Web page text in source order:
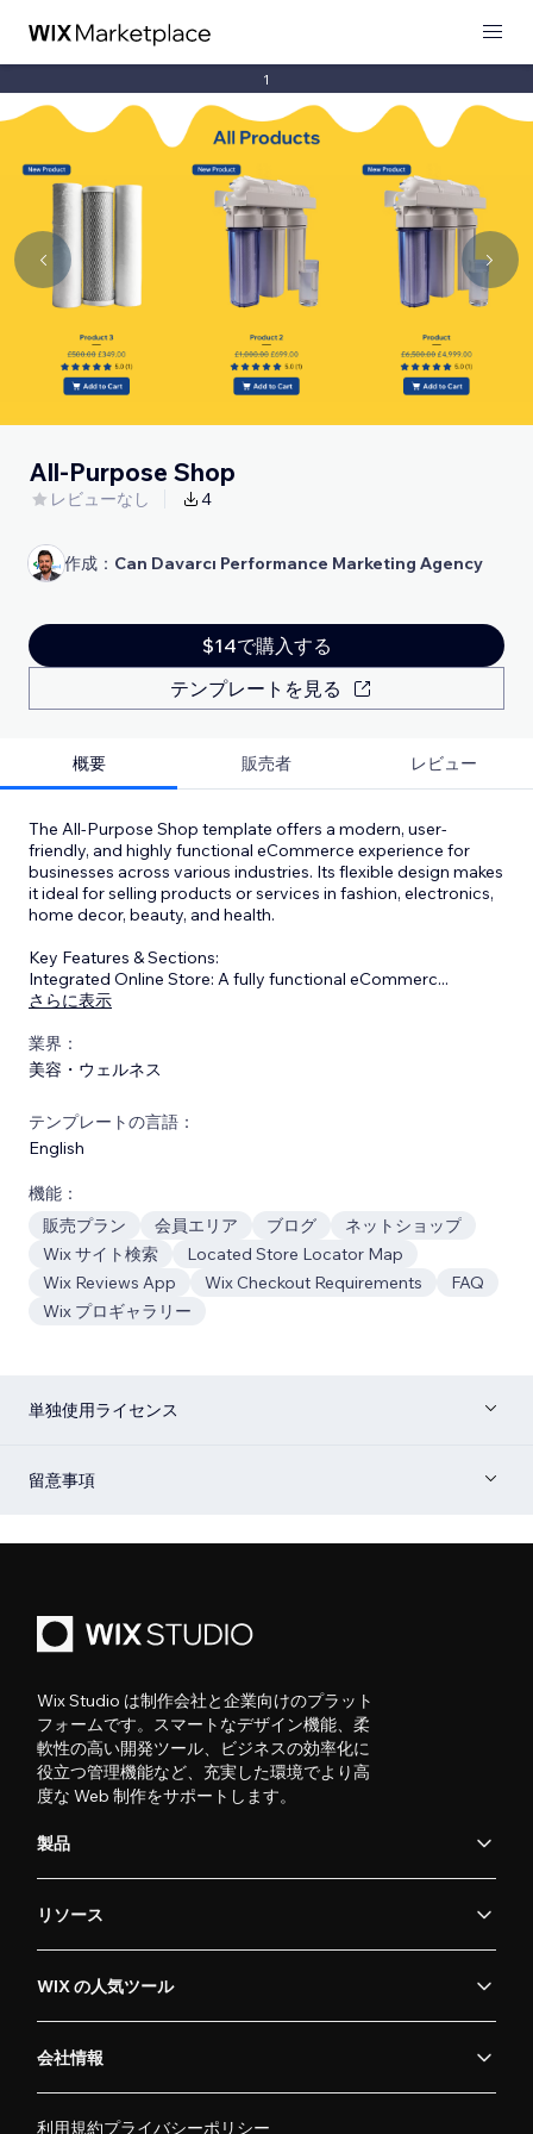
1
All-Purpose Shop
レビューなし 4
作成： Can Davarcı Performance Marketing Agency
$14で購入する
テンプレートを見る
概要 販売者 レビュー
The All-Purpose Shop template offers a modern, user-
friendly, and highly functional eCommerce experience for
businesses across various industries. Its flexible design makes
it ideal for selling products or services in fashion, electronics,
home decor, beauty, and health.
Key Features & Sections:
Integrated Online Store: A fully functional eCommerc...
さらに表示
業界：
美容・ウェルネス
テンプレートの言語：
English
機能：
販売プラン
会員エリア ブログ
ネットショップ
Wix サイト検索
Located Store Locator Map
Wix Reviews App
Wix Checkout Requirements
FAQ
Wix プロギャラリー
単独使用ライセンス
留意事項
Wix Studio は制作会社と企業向けのプラット
フォームです。スマートなデザイン機能、柔
軟性の高い開発ツール、ビジネスの効率化に
役立つ管理機能など、充実した環境でより高
度な Web 制作をサポートします。
製品
リソース
WIX の人気ツール
会社情報
利用規約プライバシーポリシー